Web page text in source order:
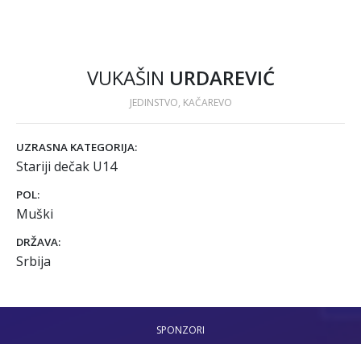
VUKAŠIN URDAREVIĆ
JEDINSTVO, KAČAREVO
UZRASNA KATEGORIJA:
Stariji dečak U14
POL:
Muški
DRŽAVA:
Srbija
SPONZORI